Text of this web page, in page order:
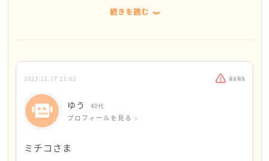
これまで様々なことが有ったご自分の人生を誰かに全
てしまうだろう
でも本当は、やっぱり信頼できる人に話を全部聴いて
こういった想いが、ゆうさんの頭の中をぐるぐる巡っ
続きを読む
2023.11.17 21:02 違反報告
ゆう 40代
プロフィールを見る
ミチコさま